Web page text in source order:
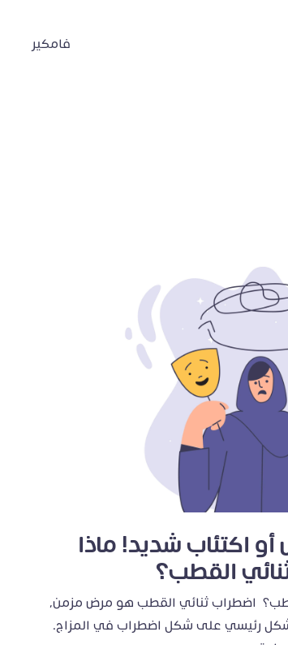
فامكير
اكتئاب شديد! ماذا
القطب؟
اضطراب ثنائي القطب هو مرض مزمن،
رئيسي على شكل اضطراب في المزاج.